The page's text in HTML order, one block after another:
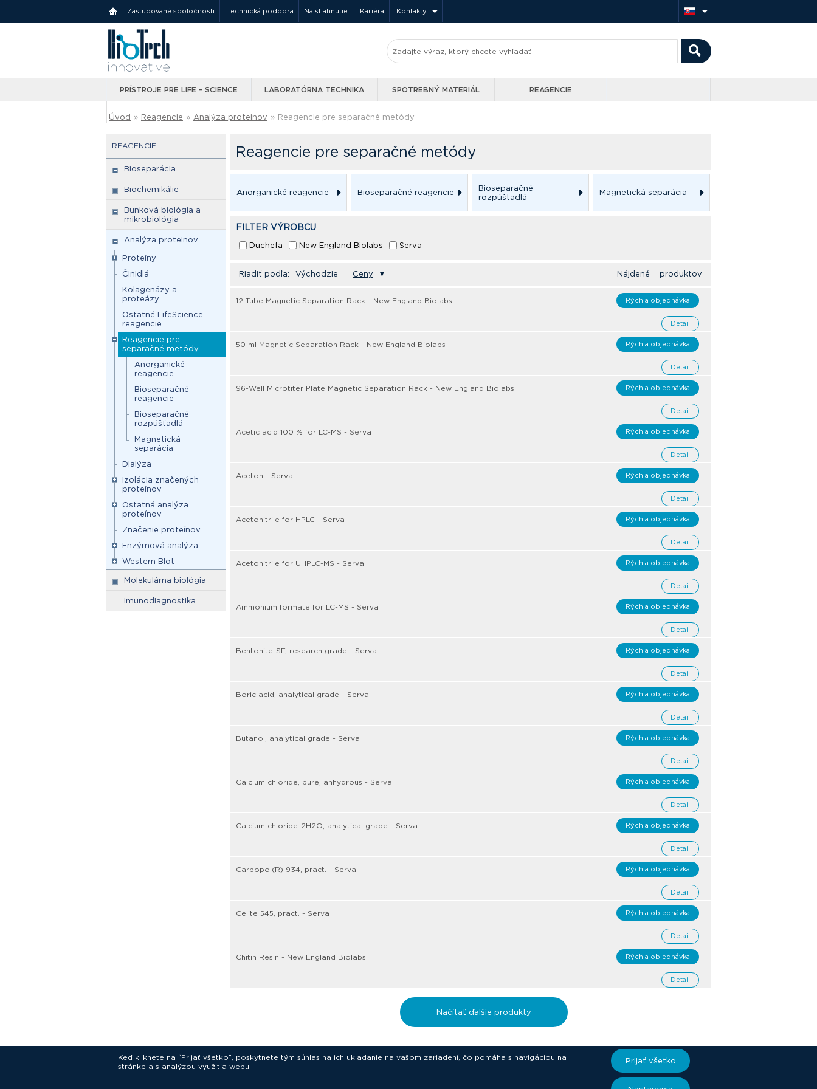
Zastupované spoločnosti Technická podpora Na stiahnutie Kariéra Kontakty
PRÍSTROJE PRE LIFE - SCIENCE LABORATÓRNA TECHNIKA SPOTREBNÝ MATERIÁL REAGENCIE
Úvod » Reagencie » Analýza proteinov » Reagencie pre separačné metódy
REAGENCIE
Bioseparácia
Biochemikálie
Bunková biológia a
mikrobiológia
Analýza proteinov
Proteíny
Činidlá
Kolagenázy a
proteázy
Ostatné LifeScience
reagencie
Reagencie pre
separačné metódy
Anorganické
reagencie
Bioseparačné
reagencie
Bioseparačné
rozpúšťadlá
Magnetická
separácia
Dialýza
Izolácia značených
proteínov
Ostatná analýza
proteínov
Značenie proteínov
Enzýmová analýza
Western Blot
Molekulárna biológia
Imunodiagnostika
Reagencie pre separačné metódy
Anorganické reagencie Bioseparačné reagencie
Bioseparačné
rozpúšťadlá
Magnetická separácia
FILTER VÝROBCU
Duchefa New England Biolabs Serva
Riadiť podľa: Východzie Ceny ▼ Nájdené produktov
12 Tube Magnetic Separation Rack - New England Biolabs Rýchla objednávka
Detail
50 ml Magnetic Separation Rack - New England Biolabs Rýchla objednávka
Detail
96-Well Microtiter Plate Magnetic Separation Rack - New England Biolabs Rýchla objednávka
Detail
Acetic acid 100 % for LC-MS - Serva Rýchla objednávka
Detail
Aceton - Serva Rýchla objednávka
Detail
Acetonitrile for HPLC - Serva Rýchla objednávka
Detail
Acetonitrile for UHPLC-MS - Serva Rýchla objednávka
Detail
Ammonium formate for LC-MS - Serva Rýchla objednávka
Detail
Bentonite-SF, research grade - Serva Rýchla objednávka
Detail
Boric acid, analytical grade - Serva Rýchla objednávka
Detail
Butanol, analytical grade - Serva Rýchla objednávka
Detail
Calcium chloride, pure, anhydrous - Serva Rýchla objednávka
Detail
Calcium chloride-2H2O, analytical grade - Serva Rýchla objednávka
Detail
Carbopol(R) 934, pract. - Serva Rýchla objednávka
Detail
Celite 545, pract. - Serva Rýchla objednávka
Detail
Chitin Resin - New England Biolabs Rýchla objednávka
Detail
Načítať ďalšie produkty
Keď kliknete na “Prijať všetko”, poskytnete tým súhlas na ich ukladanie na vašom zariadení, čo pomáha s navigáciou na
stránke a s analýzou využitia webu.
Prijať všetko